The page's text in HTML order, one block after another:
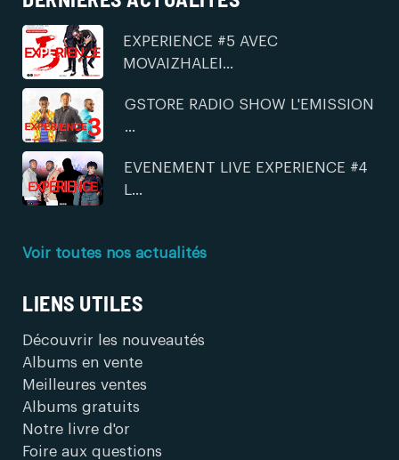
EXPERIENCE #5 AVEC
MOVAIZHALEI...
GSTORE RADIO SHOW L'EMISSION
...
EVENEMENT LIVE EXPERIENCE #4
L...
Voir toutes nos actualités
LIENS UTILES
Découvrir les nouveautés
Albums en vente
Meilleures ventes
Albums gratuits
Notre livre d'or
Foire aux questions